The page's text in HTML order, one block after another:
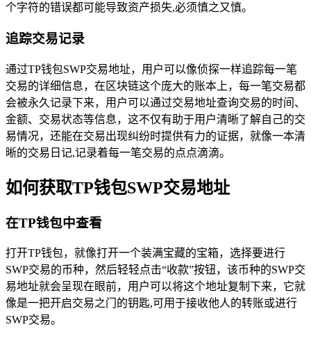
个字符的错误都可能导致资产损失,必须慎之又慎。
追踪交易记录
通过TP钱包SWP交易地址，用户可以像侦探一样追踪每一笔
交易的详细信息，在区块链这个庞大的账本上，每一笔交易都
会被永久记录下来，用户可以通过交易地址查询交易的时间、
金额、交易状态等信息，这不仅有助于用户清晰了解自己的交
易情况，还能在交易出现纠纷时提供有力的证据，就像一本清
晰的交易日记,记录着每一笔交易的点点滴滴。
如何获取TP钱包SWP交易地址
在TP钱包中查看
打开TP钱包，就像打开一个装满宝藏的宝箱，选择要进行
SWP交易的币种，然后轻轻点击“收款”按钮，该币种的SWP交
易地址就会呈现在眼前，用户可以将这个地址复制下来，它就
像是一把开启交易之门的钥匙,可用于接收他人的转账或进行
SWP交易。